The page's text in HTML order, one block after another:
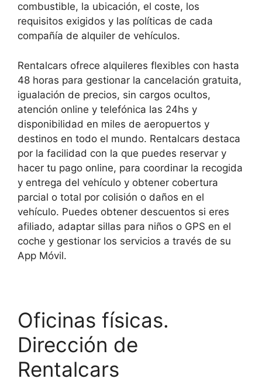
combustible, la ubicación, el coste, los
requisitos exigidos y las políticas de cada
compañía de alquiler de vehículos.
Rentalcars ofrece alquileres flexibles con hasta
48 horas para gestionar la cancelación gratuita,
igualación de precios, sin cargos ocultos,
atención online y telefónica las 24hs y
disponibilidad en miles de aeropuertos y
destinos en todo el mundo. Rentalcars destaca
por la facilidad con la que puedes reservar y
hacer tu pago online, para coordinar la recogida
y entrega del vehículo y obtener cobertura
parcial o total por colisión o daños en el
vehículo. Puedes obtener descuentos si eres
afiliado, adaptar sillas para niños o GPS en el
coche y gestionar los servicios a través de su
App Móvil.
Oficinas físicas.
Dirección de
Rentalcars